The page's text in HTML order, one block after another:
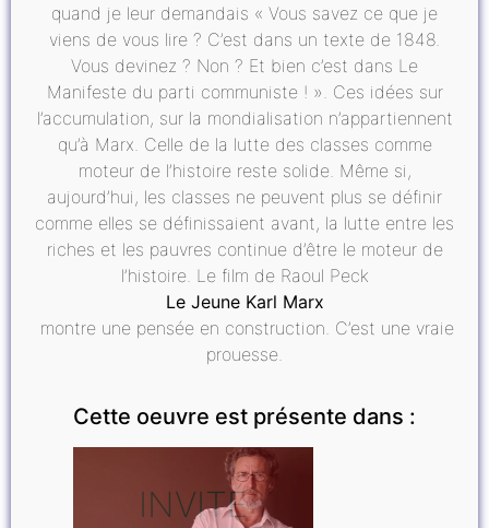
quand je leur demandais « Vous savez ce que je
viens de vous lire ? C’est dans un texte de 1848.
Vous devinez ? Non ? Et bien c’est dans Le
Manifeste du parti communiste ! ». Ces idées sur
l’accumulation, sur la mondialisation n’appartiennent
qu’à Marx. Celle de la lutte des classes comme
moteur de l’histoire reste solide. Même si,
aujourd’hui, les classes ne peuvent plus se définir
comme elles se définissaient avant, la lutte entre les
riches et les pauvres continue d’être le moteur de
l’histoire. Le film de Raoul Peck
Le Jeune Karl Marx
montre une pensée en construction. C’est une vraie
prouesse.
Cette oeuvre est présente dans :
INVITÉ